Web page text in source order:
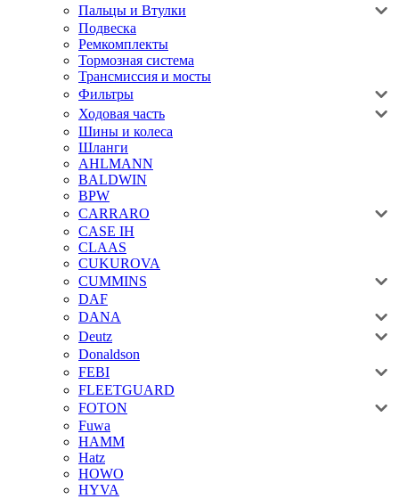
Пальцы и Втулки
Подвеска
Ремкомплекты
Тормозная система
Трансмиссия и мосты
Фильтры
Ходовая часть
Шины и колеса
Шланги
AHLMANN
BALDWIN
BPW
CARRARO
CASE IH
CLAAS
CUKUROVA
CUMMINS
DAF
DANA
Deutz
Donaldson
FEBI
FLEETGUARD
FOTON
Fuwa
HAMM
Hatz
HOWO
HYVA